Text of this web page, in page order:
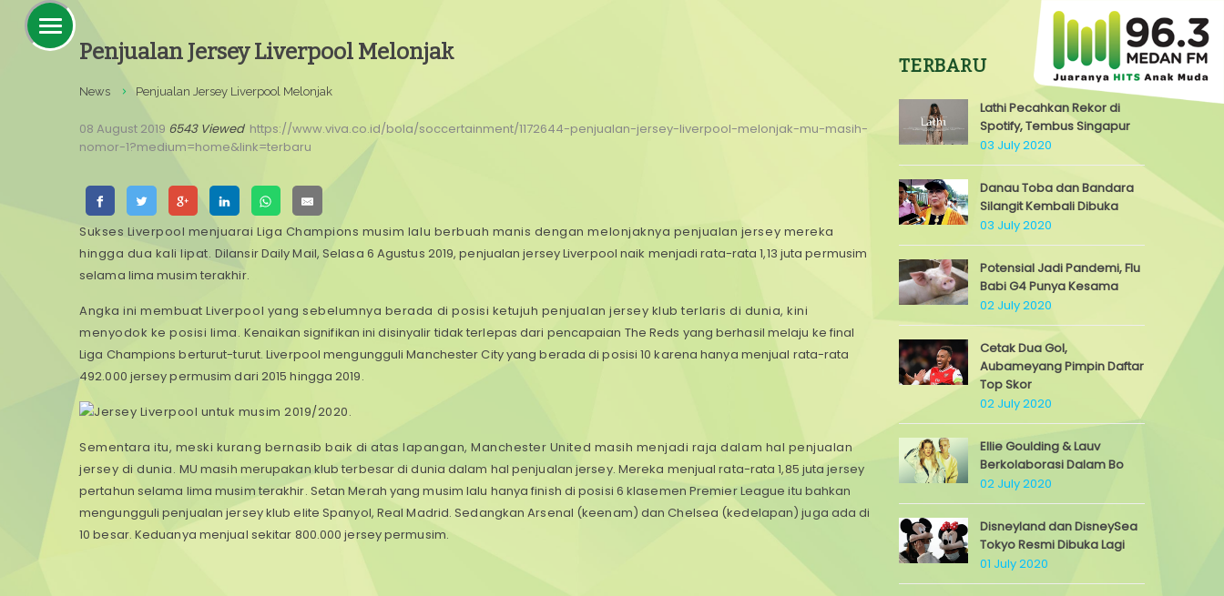
Penjualan Jersey Liverpool Melonjak
News Penjualan Jersey Liverpool Melonjak
08 August 2019 6543 Viewed https://www.viva.co.id/bola/soccertainment/1172644-penjualan-jersey-liverpool-melonjak-mu-masih-
nomor-1?medium=home&link=terbaru
Sukses Liverpool menjuarai Liga Champions musim lalu berbuah manis dengan melonjaknya penjualan jersey mereka
hingga dua kali lipat. DilansirDaily Mail, Selasa 6 Agustus 2019, penjualan jersey Liverpool naik menjadi rata-rata 1,13 juta permusim
selama lima musim terakhir.
Angka ini membuat Liverpool yang sebelumnya berada di posisi ketujuh penjualan jersey klub terlaris di dunia, kini
menyodok ke posisi lima.Kenaikan signifikan ini disinyalir tidak terlepas dari pencapaian The Reds yang berhasil melaju ke final
Liga Champions berturut-turut.Liverpool mengungguli Manchester City yang berada di posisi 10 karena hanya menjual rata-rata
492.000 jersey permusim dari 2015 hingga 2019.
Sementara itu, meski kurang bernasib baik di atas lapangan, Manchester United masih menjadi raja dalam hal penjualan
jersey di dunia. MU masih merupakan klub terbesar di dunia dalam hal penjualan jersey. Mereka menjual rata-rata 1,85 juta jersey
pertahun selama lima musim terakhir. Setan Merah yang musim lalu hanya finish di posisi 6 klasemen Premier League itu bahkan
mengungguli penjualan jersey klub elite Spanyol, Real Madrid.Sedangkan Arsenal (keenam) dan Chelsea (kedelapan) juga ada di
10 besar. Keduanya menjual sekitar 800.000 jersey permusim.
TERBARU
Lathi Pecahkan Rekor di
Spotify, Tembus Singapur
03 July 2020
Danau Toba dan Bandara
Silangit Kembali Dibuka
03 July 2020
Potensial Jadi Pandemi, Flu
Babi G4 Punya Kesama
02 July 2020
Cetak Dua Gol,
Aubameyang Pimpin Daftar
Top Skor
02 July 2020
Ellie Goulding & Lauv
Berkolaborasi Dalam Bo
02 July 2020
Disneyland dan DisneySea
Tokyo Resmi Dibuka Lagi
01 July 2020